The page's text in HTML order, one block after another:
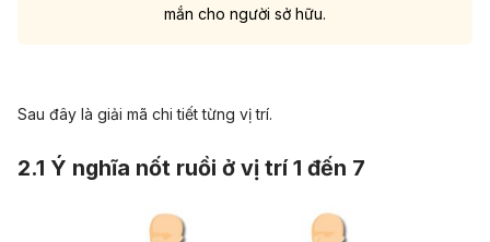
mắn cho người sở hữu.
Sau đây là giải mã chi tiết từng vị trí.
2.1 Ý nghĩa nốt ruồi ở vị trí 1 đến 7